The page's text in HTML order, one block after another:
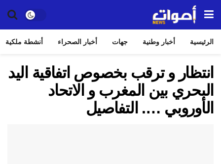
الرئيسية أخبار وطنية جهات أخبار الصحراء أنشطة ملكية
انتظار و ترقب بخصوص اتفاقية اليد
البحري بين المغرب و الاتحاد
الأوروبي …. التفاصيل